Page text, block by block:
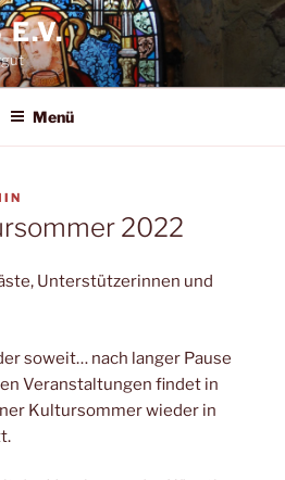
E.V.
Menü
2022
Unterstützerinnen und
soweit… nach langer Pause
Veranstaltungen findet in
Kultursommer wieder in